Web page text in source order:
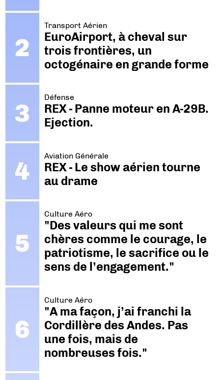
Transport Aérien
EuroAirport, à cheval sur
trois frontières, un
octogénaire en grande forme
Défense
REX - Panne moteur en A-29B.
Ejection.
Aviation Générale
REX - Le show aérien tourne
au drame
Culture Aéro
"Des valeurs qui me sont
chères comme le courage, le
patriotisme, le sacrifice ou le
sens de l’engagement."
Culture Aéro
"A ma façon, j’ai franchi la
Cordillère des Andes. Pas
une fois, mais de
nombreuses fois."